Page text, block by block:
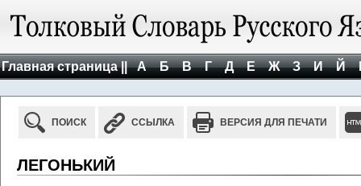
Главная страница || А Б В Г Д Е Ж З И Й
ПОИСК ССЫЛКА ВЕРСИЯ ДЛЯ ПЕЧАТИ
ЛЕГОНЬКИЙ